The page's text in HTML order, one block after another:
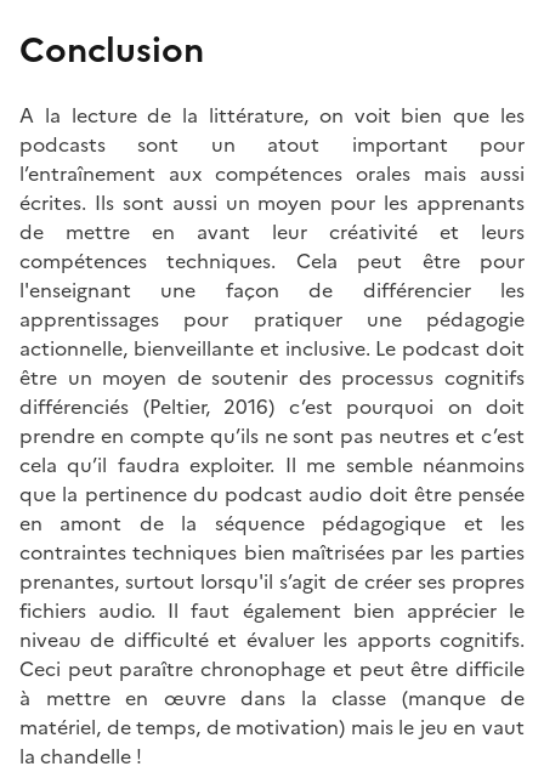
Conclusion
A la lecture de la littérature, on voit bien que les
podcasts sont un atout important pour
l’entraînement aux compétences orales mais aussi
écrites. Ils sont aussi un moyen pour les apprenants
de mettre en avant leur créativité et leurs
compétences techniques. Cela peut être pour
l'enseignant une façon de différencier les
apprentissages pour pratiquer une pédagogie
actionnelle, bienveillante et inclusive. Le podcast doit
être un moyen de soutenir des processus cognitifs
différenciés (Peltier, 2016) c’est pourquoi on doit
prendre en compte qu’ils ne sont pas neutres et c’est
cela qu’il faudra exploiter. Il me semble néanmoins
que la pertinence du podcast audio doit être pensée
en amont de la séquence pédagogique et les
contraintes techniques bien maîtrisées par les parties
prenantes, surtout lorsqu'il s’agit de créer ses propres
fichiers audio. Il faut également bien apprécier le
niveau de difficulté et évaluer les apports cognitifs.
Ceci peut paraître chronophage et peut être difficile
à mettre en œuvre dans la classe (manque de
matériel, de temps, de motivation) mais le jeu en vaut
la chandelle !